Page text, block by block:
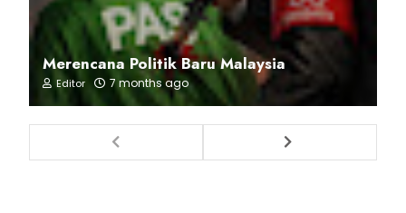
Merencana Politik Baru Malaysia
Editor 7 months ago